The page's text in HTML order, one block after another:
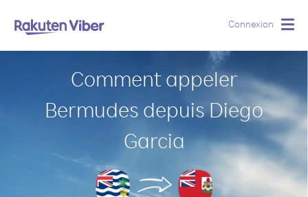
Connexion
Comment appeler
Bermudes depuis Diego
Garcia